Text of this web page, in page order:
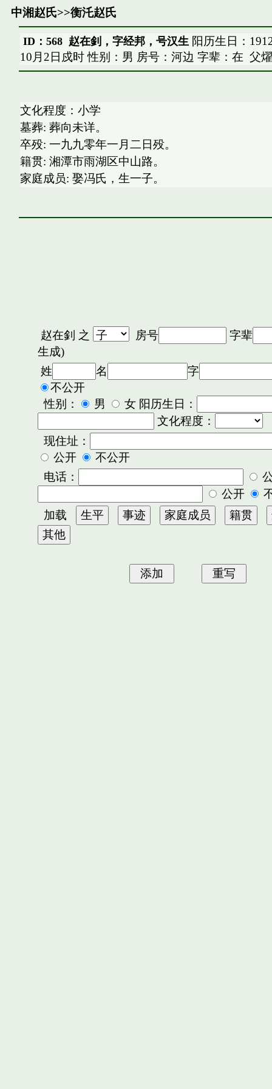
中湘赵氏>>衡汑赵氏
ID：568 赵在釗，字经邦，号汉生 阳历生日：
10月2日戍时 性别：男 房号：河边 字辈：在 父
文化程度：小学
墓葬: 葬向未详。
卒殁: 一九九零年一月二日殁。
籍贯: 湘潭市雨湖区中山路。
家庭成员: 娶冯氏，生一子。
赵在釗 之 房号
字辈
生成)
姓
名
字
不公开
性别：
男
女 阳历生日：
文化程度：
现住址：
公开
不公开
电话：
公开
加载